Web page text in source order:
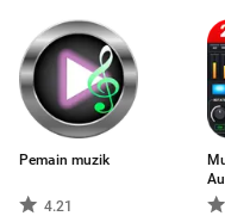
Pemain muzik
4.21